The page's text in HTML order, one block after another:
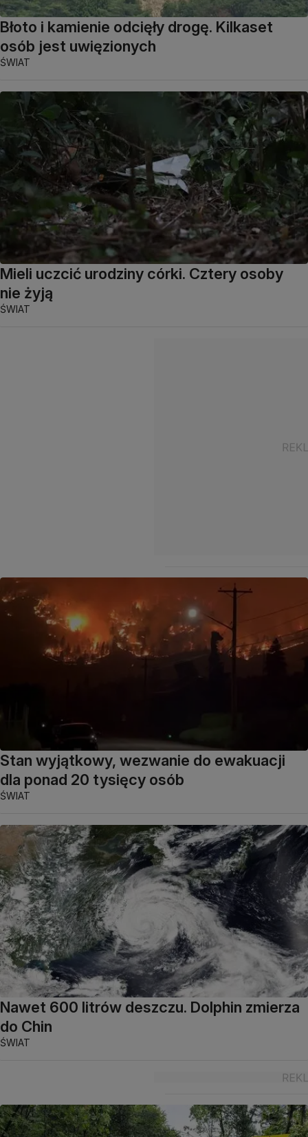
Błoto i kamienie odcięły drogę. Kilkaset
osób jest uwięzionych
ŚWIAT
Mieli uczcić urodziny córki. Cztery osoby
nie żyją
ŚWIAT
Stan wyjątkowy, wezwanie do ewakuacji
dla ponad 20 tysięcy osób
ŚWIAT
Nawet 600 litrów deszczu. Dolphin zmierza
do Chin
ŚWIAT